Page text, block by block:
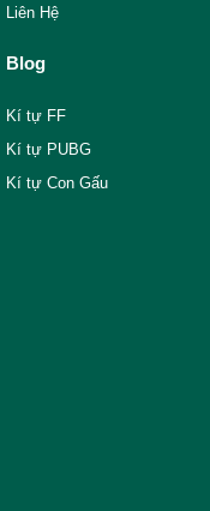
Liên Hệ
Blog
Kí tự FF
Kí tự PUBG
Kí tự Con Gấu